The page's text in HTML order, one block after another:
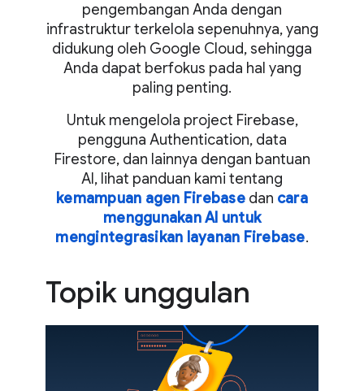
pengembangan Anda dengan
infrastruktur terkelola sepenuhnya, yang
didukung oleh Google Cloud, sehingga
Anda dapat berfokus pada hal yang
paling penting.
Untuk mengelola project Firebase,
pengguna Authentication, data
Firestore, dan lainnya dengan bantuan
AI, lihat panduan kami tentang
kemampuan agen Firebasedan cara
menggunakan AI untuk
mengintegrasikan layanan Firebase.
Topik unggulan